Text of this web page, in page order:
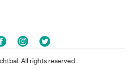
All rights reserved.